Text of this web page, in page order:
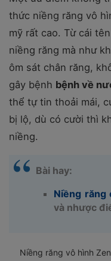
thức niềng răng vô
mỹ rất cao. Từ cái
niềng răng mà như
ôm sát chân răng,
gây bệnh bệnh về
thể tự tin thoải mái,
bị lộ, dù có cười thì
niềng.
Bài hay:
Niềng răng
và nhược
Niềng răng vô hình